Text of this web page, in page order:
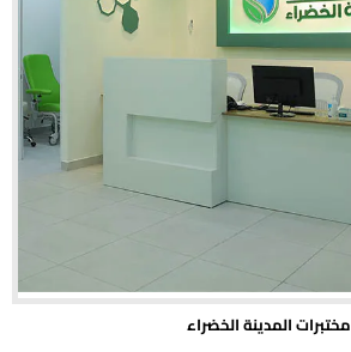
مختبرات المدينة الخضراء